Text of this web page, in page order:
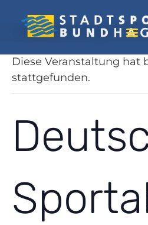
« Alle Veranstaltungen
Diese Veranstaltung hat
stattgefunden.